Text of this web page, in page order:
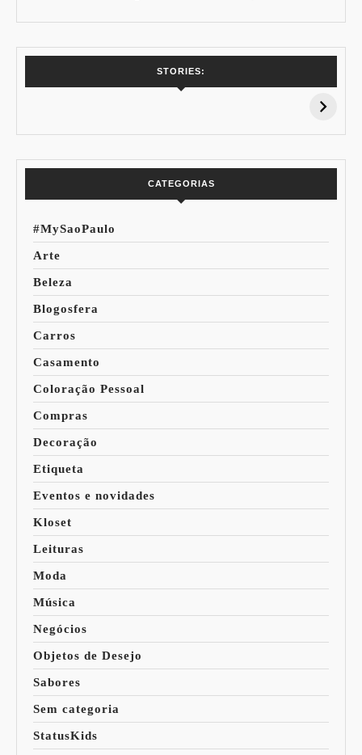
STORIES:
15% de
Pessoal: Os
CATEGORIAS
#MySaoPaulo
Arte
Beleza
Blogosfera
Carros
Casamento
Coloração Pessoal
Compras
Decoração
Etiqueta
Eventos e novidades
Kloset
Leituras
Moda
Música
Negócios
Objetos de Desejo
Sabores
Sem categoria
StatusKids